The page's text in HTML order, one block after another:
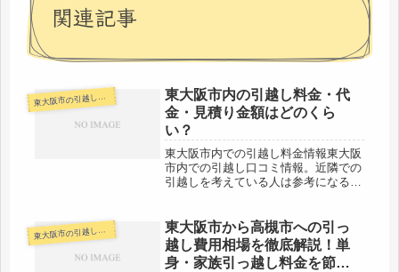
関連記事
東大阪市の引越し料金・代金相場・見積り情報
東大阪市内の引越し料金・代
金・見積り金額はどのくら
い？
東大阪市内での引越し料金情報東大阪
市内での引越し口コミ情報。近隣での
引越しを考えている人は参考になるか
えて！」そういう人は右のリンク先の
ページを読んだ上、ネットで見積りし
ま...
東 大阪市の引越し料金・代金相場・見積り情報
東大阪市から高槻市への引っ
越し費用相場を徹底解説！単
身・家族引っ越し料金を節約